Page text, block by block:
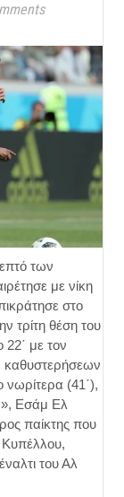
των
με νίκη
στο
τρίτη θέση του
22΄ με τον
καθυστερήσεων
νωρίτερα (41΄),
Εσάμ Ελ
παίκτης που
Κυπέλλου,
του Αλ